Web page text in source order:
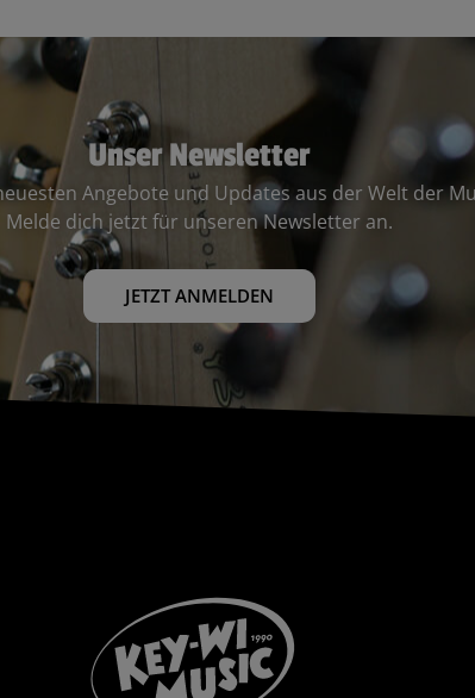
Unser Newsletter
Angebote und Updates aus der Welt der
Melde dich jetzt für unseren Newsletter an.
JETZT ANMELDEN